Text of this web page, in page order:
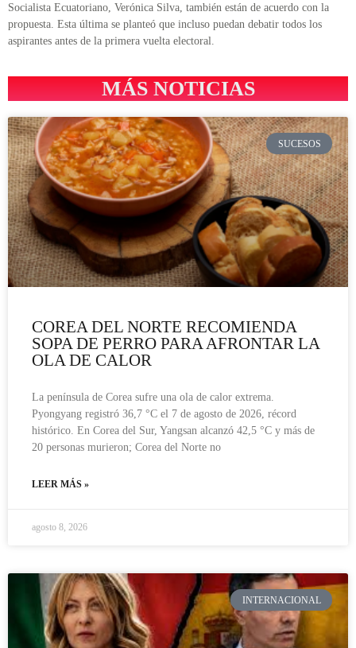
Socialista Ecuatoriano, Verónica Silva, también están de acuerdo con la
propuesta. Esta última se planteó que incluso puedan debatir todos los
aspirantes antes de la primera vuelta electoral.
MÁS NOTICIAS
SUCESOS
COREA DEL NORTE RECOMIENDA
SOPA DE PERRO PARA AFRONTAR LA
OLA DE CALOR
La península de Corea sufre una ola de calor extrema.
Pyongyang registró 36,7 °C el 7 de agosto de 2026, récord
histórico. En Corea del Sur, Yangsan alcanzó 42,5 °C y más de
20 personas murieron; Corea del Norte no
LEER MÁS »
agosto 8, 2026
INTERNACIONAL